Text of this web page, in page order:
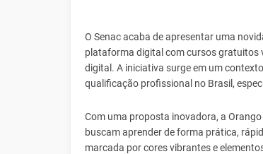
O Senac acaba de apresentar uma
plataforma digital com cursos gratuitos
digital. A iniciativa surge em um
qualificação profissional no Brasil,
Com uma proposta inovadora, a
buscam aprender de forma prática,
marcada por cores vibrantes e